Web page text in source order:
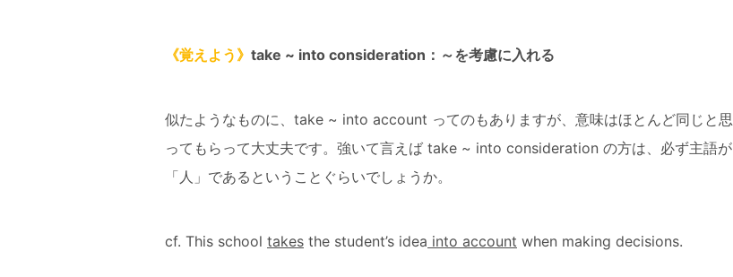
《覚えよう》 take ~ into consideration：～を考慮に入れる
似たようなものに、take ~ into account ってのもありますが、意味はほとんど同じと思
ってもらって大丈夫です。強いて言えば take ~ into consideration の方は、必ず主語が
「人」であるということぐらいでしょうか。
cf. This school takes the student’s idea into account when making decisions.